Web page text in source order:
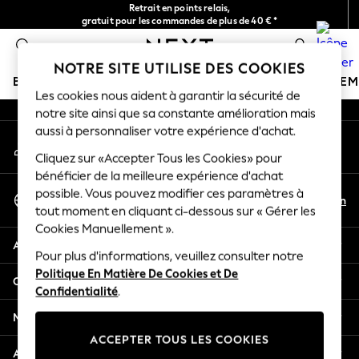
Retrait en points relais,
gratuit pour les commandes de plus de 40 € *
Livraison en 2-3 jours ouvrés*
BOUTIQUE VACANCES
HOLIDAY SHOP
Women's Holiday Shop
All Swimwear
All Beachwear
Bags & Accessories
Beach Dresses & Kaftans
Dresses
Flip Flops
Sliders
Jumpsuits & Playsuits
Linen Collection
Sandals
An error occurred on client
Nos réseaux sociaux
Mon compte
Connexion à votre compte
Sélectionnez Votre Langue
Français
En
Aide
Confidentialité et mentions légales
Ministères
Autres services
NOTRE SITE UTILISE DES COOKIES
Les cookies nous aident à garantir la sécurité de
notre site ainsi que sa constante amélioration mais
aussi à personnaliser votre expérience d'achat.
Cliquez sur «Accepter Tous les Cookies» pour
bénéficier de la meilleure expérience d'achat
possible. Vous pouvez modifier ces paramètres à
tout moment en cliquant ci-dessous sur « Gérer les
Cookies Manuellement ».
Pour plus d'informations, veuillez consulter notre
Politique En Matière De Cookies et De
Confidentialité.
ACCEPTER TOUS LES COOKIES